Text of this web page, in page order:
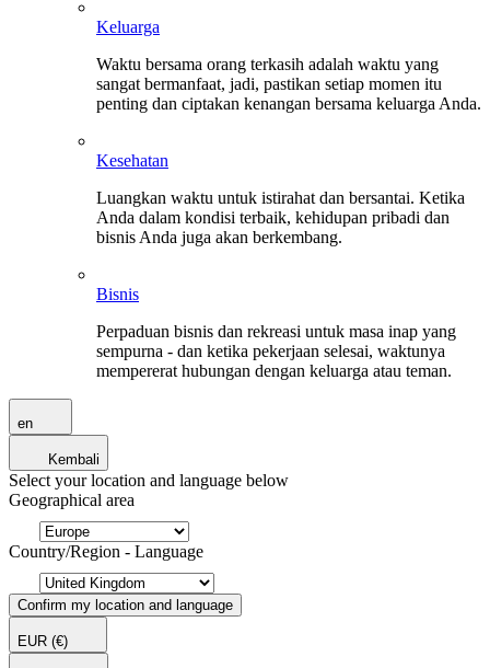
Keluarga
Waktu bersama orang terkasih adalah waktu yang
sangat bermanfaat, jadi, pastikan setiap momen itu
penting dan ciptakan kenangan bersama keluarga Anda.
Kesehatan
Luangkan waktu untuk istirahat dan bersantai. Ketika
Anda dalam kondisi terbaik, kehidupan pribadi dan
bisnis Anda juga akan berkembang.
Bisnis
Perpaduan bisnis dan rekreasi untuk masa inap yang
sempurna - dan ketika pekerjaan selesai, waktunya
mempererat hubungan dengan keluarga atau teman.
en
Kembali
Select your location and language below
Geographical area
Country/Region - Language
Confirm my location and language
EUR (€)